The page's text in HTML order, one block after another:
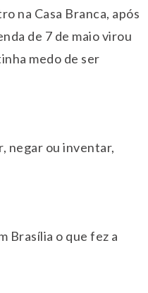
na Casa Branca, após
de 7 de maio virou
medo de ser
negar ou inventar,
Brasília o que fez a